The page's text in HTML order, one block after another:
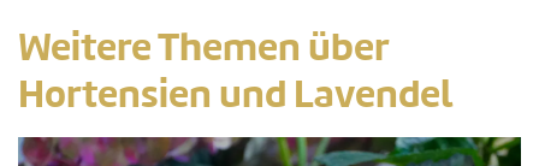
Weitere Themen über
Hortensien und Lavendel